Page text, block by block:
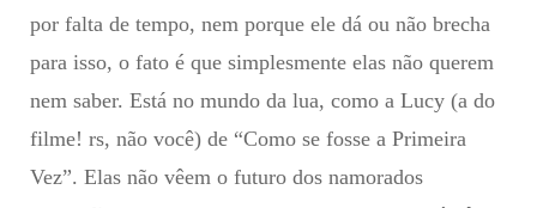
por falta de tempo, nem porque ele dá ou não brecha
para isso, o fato é que simplesmente elas não querem
nem saber. Está no mundo da lua, como a Lucy (a do
filme! rs, não você) de “Como se fosse a Primeira
Vez”. Elas não vêem o futuro dos namorados